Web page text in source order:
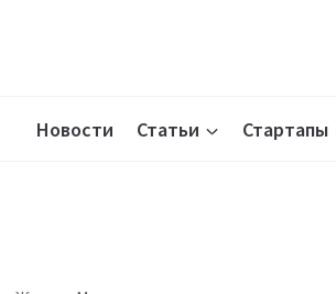
Новости Статьи Стартапы